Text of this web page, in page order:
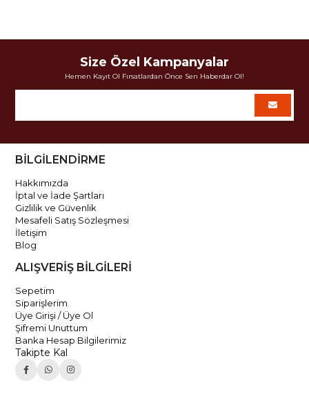
Size Özel Kampanyalar
Hemen Kayıt Ol Fırsatlardan Önce Sen Haberdar Ol!
BİLGİLENDİRME
Hakkımızda
İptal ve İade Şartları
Gizlilik ve Güvenlik
Mesafeli Satış Sözleşmesi
İletişim
Blog
ALIŞVERİŞ BİLGİLERİ
Sepetim
Siparişlerim
Üye Girişi / Üye Ol
Şifremi Unuttum
Banka Hesap Bilgilerimiz
Takipte Kal